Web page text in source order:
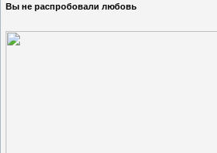
Вы не распробовали любовь